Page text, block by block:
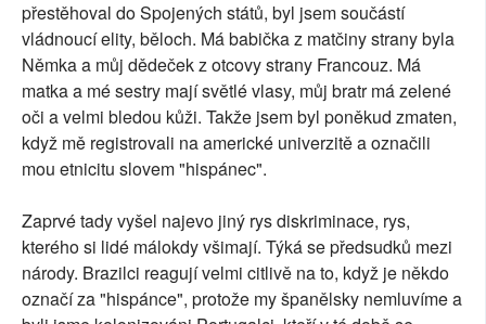
přestěhoval do Spojených států, byl jsem součástí
vládnoucí elity, běloch. Má babička z matčiny strany byla
Němka a můj dědeček z otcovy strany Francouz. Má
matka a mé sestry mají světlé vlasy, můj bratr má zelené
oči a velmi bledou kůži. Takže jsem byl poněkud zmaten,
když mě registrovali na americké univerzitě a označili
mou etnicitu slovem "hispánec".
Zaprvé tady vyšel najevo jiný rys diskriminace, rys,
kterého si lidé málokdy všimají. Týká se předsudků mezi
národy. Brazilci reagují velmi citlivě na to, když je někdo
označí za "hispánce", protože my španělsky nemluvíme a